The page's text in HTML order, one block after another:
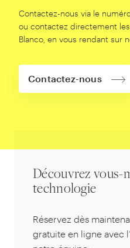
Contactez-nous via le
ou contactez directement
Blanco, en vous rendant sur
Contactez-nous
Découvrez vous-
technologie
Réservez dès
gratuite en ligne avec